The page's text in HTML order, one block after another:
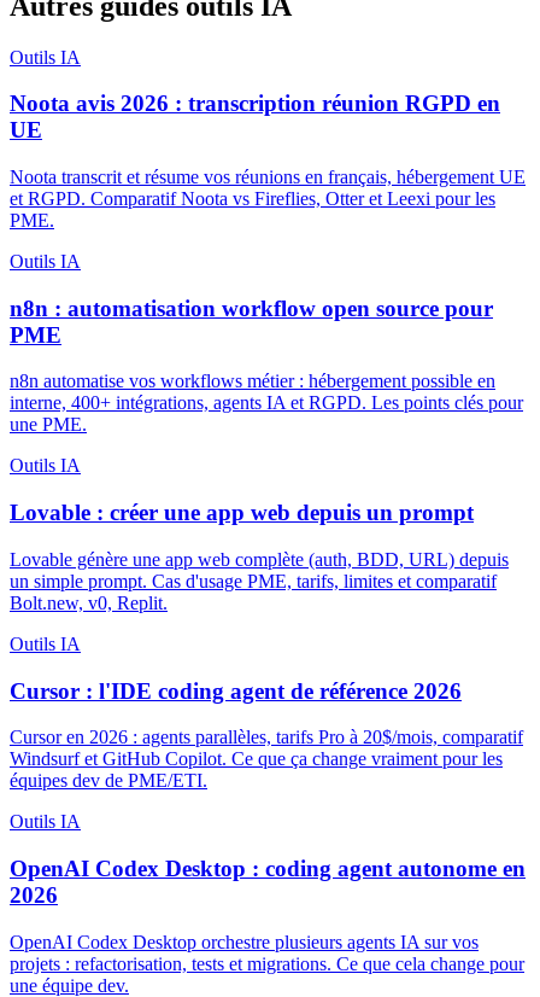
Outils IA
Noota avis 2026 : transcription réunion RGPD en
UE
Noota transcrit et résume vos réunions en français, hébergement UE
et RGPD. Comparatif Noota vs Fireflies, Otter et Leexi pour les
PME.
Outils IA
n8n : automatisation workflow open source pour
PME
n8n automatise vos workflows métier : hébergement possible en
interne, 400+ intégrations, agents IA et RGPD. Les points clés pour
une PME.
Outils IA
Lovable : créer une app web depuis un prompt
Lovable génère une app web complète (auth, BDD, URL) depuis
un simple prompt. Cas d'usage PME, tarifs, limites et comparatif
Bolt.new, v0, Replit.
Outils IA
Cursor : l'IDE coding agent de référence 2026
Cursor en 2026 : agents parallèles, tarifs Pro à 20$/mois, comparatif
Windsurf et GitHub Copilot. Ce que ça change vraiment pour les
équipes dev de PME/ETI.
Outils IA
OpenAI Codex Desktop : coding agent autonome en
2026
OpenAI Codex Desktop orchestre plusieurs agents IA sur vos
projets : refactorisation, tests et migrations. Ce que cela change pour
une équipe dev.